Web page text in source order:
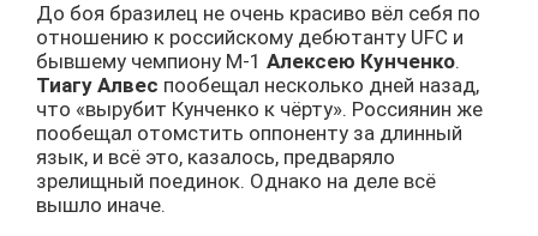
До боя бразилец не очень красиво вёл себя по
отношению к российскому дебютанту UFC и
бывшему чемпиону М-1 Алексею Кунченко.
Тиагу Алвес пообещал несколько дней назад,
что «вырубит Кунченко к чёрту». Россиянин же
пообещал отомстить оппоненту за длинный
язык, и всё это, казалось, предваряло
зрелищный поединок. Однако на деле всё
вышло иначе.